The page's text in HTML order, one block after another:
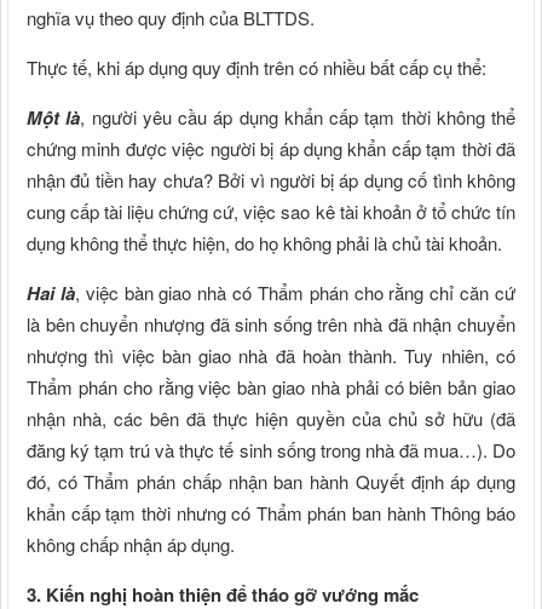
nghĩa vụ theo quy định của BLTTDS.
Thực tế, khi áp dụng quy định trên có nhiều bất cấp cụ thể:
Một là, người yêu cầu áp dụng khẩn cấp tạm thời không thể
chứng minh được việc người bị áp dụng khẩn cấp tạm thời đã
nhận đủ tiền hay chưa? Bởi vì người bị áp dụng cố tình không
cung cấp tài liệu chứng cứ, việc sao kê tài khoản ở tổ chức tín
dụng không thể thực hiện, do họ không phải là chủ tài khoản.
Hai là, việc bàn giao nhà có Thẩm phán cho rằng chỉ căn cứ
là bên chuyển nhượng đã sinh sống trên nhà đã nhận chuyển
nhượng thì việc bàn giao nhà đã hoàn thành. Tuy nhiên, có
Thẩm phán cho rằng việc bàn giao nhà phải có biên bản giao
nhận nhà, các bên đã thực hiện quyền của chủ sở hữu (đã
đăng ký tạm trú và thực tế sinh sống trong nhà đã mua…). Do
đó, có Thẩm phán chấp nhận ban hành Quyết định áp dụng
khẩn cấp tạm thời nhưng có Thẩm phán ban hành Thông báo
không chấp nhận áp dụng.
3. Kiến nghị hoàn thiện để tháo gỡ vướng mắc